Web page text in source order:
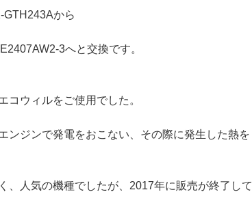
GTH243Aから
3へと交換です。
コウィルをご使用でした。
ンジンで発電をおこない、その際に発生した熱を
、人気の機種でしたが、2017年に販売が終了して